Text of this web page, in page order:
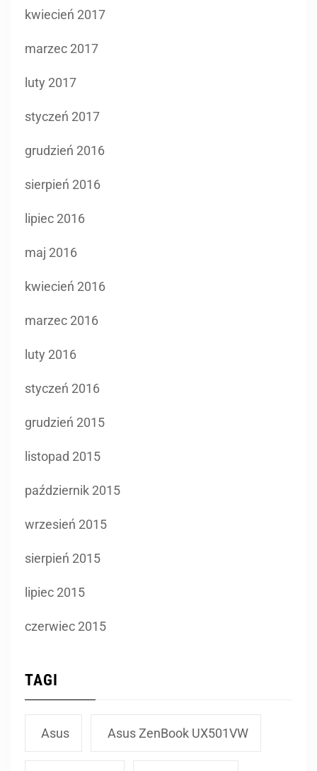
kwiecień 2017
marzec 2017
luty 2017
styczeń 2017
grudzień 2016
sierpień 2016
lipiec 2016
maj 2016
kwiecień 2016
marzec 2016
luty 2016
styczeń 2016
grudzień 2015
listopad 2015
październik 2015
wrzesień 2015
sierpień 2015
lipiec 2015
czerwiec 2015
TAGI
Asus Asus ZenBook UX501VW